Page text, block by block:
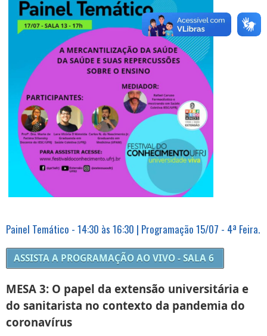
Painel Temático - 14:30 às 16:30 | Programação 15/07 - 4ª Feira.
ASSISTA A PROGRAMAÇÃO AO VIVO - SALA 6
MESA 3: O papel da extensão universitária e
do sanitarista no contexto da pandemia do
coronavírus